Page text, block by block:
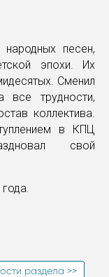
песен,
эпохи. Их
Сменил
все трудности,
коллектива.
в КПЦ
свой
раздела >>